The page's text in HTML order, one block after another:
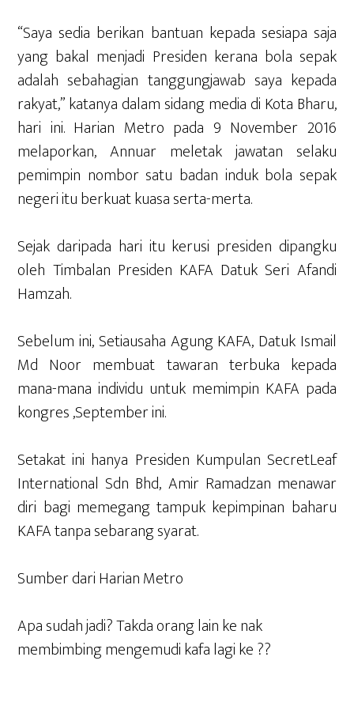
“Saya sedia berikan bantuan kepada sesiapa saja
yang bakal menjadi Presiden kerana bola sepak
adalah sebahagian tanggungjawab saya kepada
rakyat,” katanya dalam sidang media di Kota Bharu,
hari ini. Harian Metro pada 9 November 2016
melaporkan, Annuar meletak jawatan selaku
pemimpin nombor satu badan induk bola sepak
negeri itu berkuat kuasa serta-merta.
Sejak daripada hari itu kerusi presiden dipangku
oleh Timbalan Presiden KAFA Datuk Seri Afandi
Hamzah.
Sebelum ini, Setiausaha Agung KAFA, Datuk Ismail
Md Noor membuat tawaran terbuka kepada
mana-mana individu untuk memimpin KAFA pada
kongres ,September ini.
Setakat ini hanya Presiden Kumpulan SecretLeaf
International Sdn Bhd, Amir Ramadzan menawar
diri bagi memegang tampuk kepimpinan baharu
KAFA tanpa sebarang syarat.
Sumber dari Harian Metro
Apa sudah jadi? Takda orang lain ke nak
membimbing mengemudi kafa lagi ke ??